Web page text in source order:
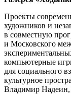
Проекты
художников и
в совместную
и Московского
компьютерные
для социального
культурное
Владимир Надеин,